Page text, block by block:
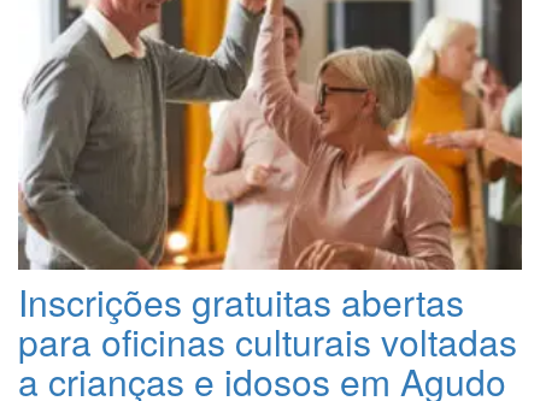
naturais
no
meio
rural”
Inscrições gratuitas abertas
para oficinas culturais voltadas
a crianças e idosos em Agudo